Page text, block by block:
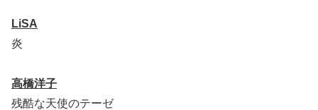
LiSA
炎
高橋洋子
残酷な天使のテーゼ